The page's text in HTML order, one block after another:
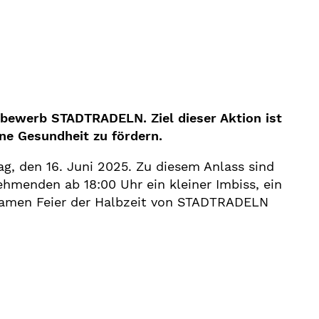
STADTRADELN. Ziel dieser Aktion ist
Gesundheit zu fördern.
den 16. Juni 2025. Zu diesem Anlass sind
ab 18:00 Uhr ein kleiner Imbiss, ein
Feier der Halbzeit von STADTRADELN